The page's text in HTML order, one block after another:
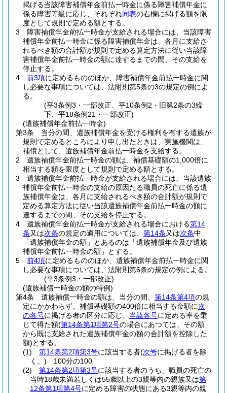
掲げる当該障害補償年金前払一時金に係る障害補償年金に
係る障害等級に応じ、それぞれ同表の右欄に掲げる額を限
度として規則で定める額とする。
3
障害補償年金前払一時金が支給される場合には、当該障害
補償年金前払一時金に係る障害補償年金は、各月に支給さ
れるべき額の合計額が規則で定める算定方法に従い当該障
害補償年金前払一時金の額に達するまでの間、その支給を
停止する。
4
前3項に定めるもののほか、障害補償年金前払一時金に関
し必要な事項については、法附則第5条の3の規定の例によ
る。
(平3条例3・一部改正、平10条例2・旧第2条の3繰
下、平18条例21・一部改正)
(遺族補償年金前払一時金)
第3条
当分の間、遺族補償年金を受ける権利を有する遺族が
規則で定めるところにより申し出たときは、実施機関は、
補償として、遺族補償年金前払一時金を支給する。
2
遺族補償年金前払一時金の額は、補償基礎額の1,000倍に
相当する額を限度として規則で定める額とする。
3
遺族補償年金前払一時金が支給される場合には、当該遺族
補償年金前払一時金の支給の原因たる職員の死亡に係る遺
族補償年金は、各月に支給されるべき額の合計額が規則で
定める算定方法に従い当該遺族補償年金前払一時金の額に
達するまでの間、その支給を停止する。
4
遺族補償年金前払一時金が支給される場合における第14
条又は次条の規定の適用については、 第14条又は次条中
「遺族補償年金の額」とあるのは「遺族補償年金及び遺族
補償年金前払一時金の額」とする。
5
前4項に定めるもののほか、遺族補償年金前払一時金に関
し必要な事項については、法附則第6条の規定の例による。
(平3条例3・一部改正)
(遺族補償一時金の額の特例)
第4条
遺族補償一時金の額は、当分の間、 第14条第4項の規
定にかかわらず、補償基礎額の400倍に相当する金額に次
の各号に掲げる者の区分に応じ、 当該各号に定める率を乗
じて得た額(第14条第1項第2号の場合にあつては、その額
から既に支給された遺族補償年金の額の合計額を控除した
額)とする。
(1)
第14条第2項第3号に該当する者(次号に掲げる者を除
く。) 100分の100
(2)
第14条第2項第3号に該当する者のうち、職員の死亡の
当時18歳未満若しくは55歳以上の3親等内の親族又は第
12条第1項第4号に定める障害の状態にある3親等内の親